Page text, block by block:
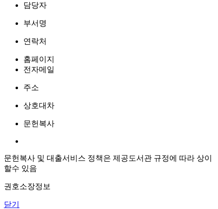
담당자
부서명
연락처
홈페이지
전자메일
주소
상호대차
문헌복사
문헌복사 및 대출서비스 정책은 제공도서관 규정에 따라 상이
할수 있음
권호소장정보
닫기